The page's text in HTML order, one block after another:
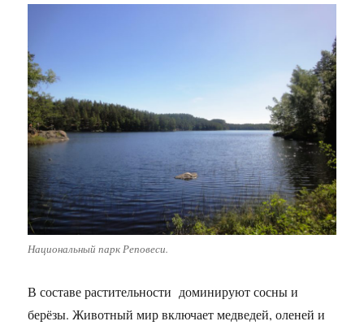
Национальный парк Реповеси.
В составе растительности доминируют сосны и
берёзы. Животный мир включает медведей, оленей и